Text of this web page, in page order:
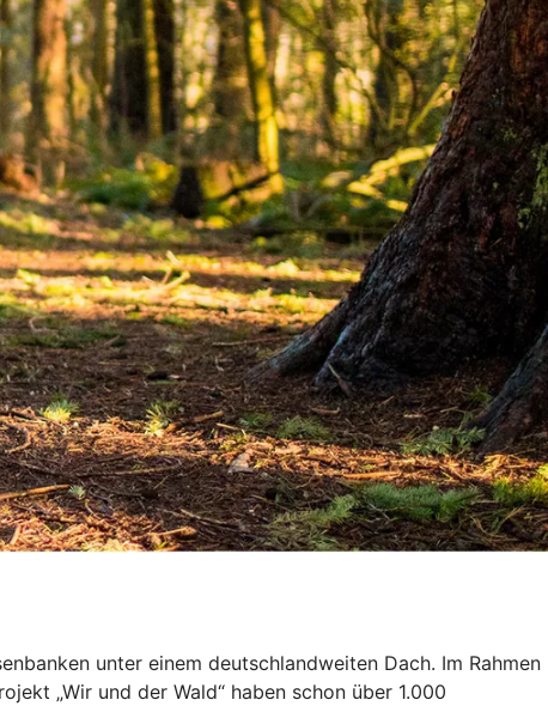
unter einem deutschlandweiten Dach. Im Rahmen
„Wir und der Wald“ haben schon über 1.000